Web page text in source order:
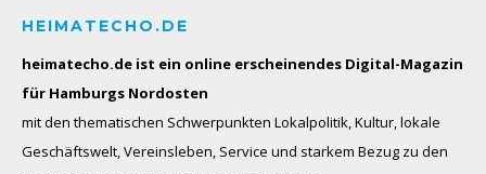
HEIMATECHO.DE
heimatecho.de ist ein online erscheinendes Digital-Magazin
für Hamburgs Nordosten
mit den thematischen Schwerpunkten Lokalpolitik, Kultur, lokale
Geschäftswelt, Vereinsleben, Service und starkem Bezug zu den